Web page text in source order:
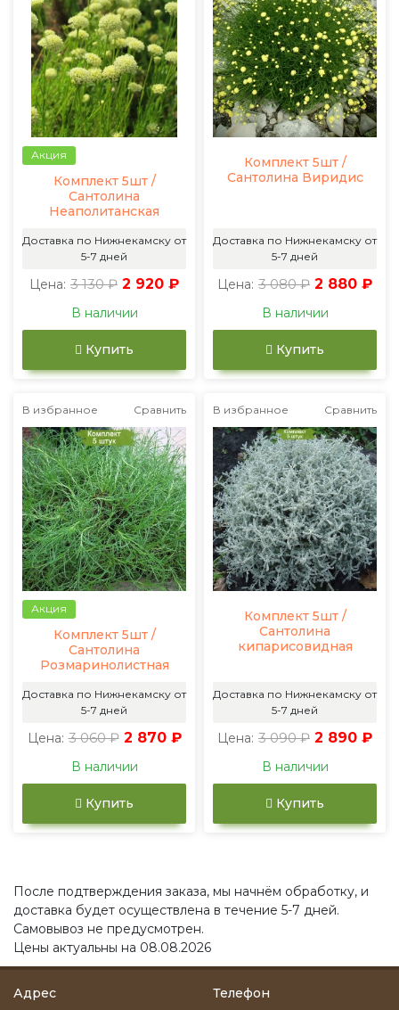
Акция
Комплект 5шт /
Сантолина
Неаполитанская
Доставка по Нижнекамску от
5-7 дней
Цена: 3 130 ₽ 2 920 ₽
В наличии
Купить
Комплект 5шт /
Сантолина Виридис
Доставка по Нижнекамску от
5-7 дней
Цена: 3 080 ₽ 2 880 ₽
В наличии
Купить
В избранное Сравнить
Акция
Комплект 5шт /
Сантолина
Розмаринолистная
Доставка по Нижнекамску от
5-7 дней
Цена: 3 060 ₽ 2 870 ₽
В наличии
Купить
В избранное Сравнить
Комплект 5шт /
Сантолина
кипарисовидная
Доставка по Нижнекамску от
5-7 дней
Цена: 3 090 ₽ 2 890 ₽
В наличии
Купить
После подтверждения заказа, мы начнём обработку, и
доставка будет осуществлена в течение 5-7 дней.
Самовывоз не предусмотрен.
Цены актуальны на 08.08.2026
Адрес Телефон